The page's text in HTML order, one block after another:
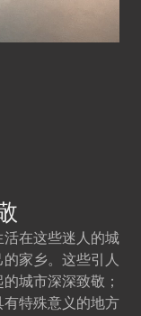
在这些迷人的城
家乡。这些引人
城市深深致敬；
特殊意义的地方